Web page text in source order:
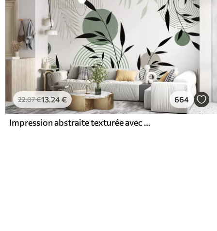
22.07€13.24€ 664
Impression abstraite texturée avec des formes géométriques, des cercles et des arcs et des plantes noires et vertes sur un fond blanc